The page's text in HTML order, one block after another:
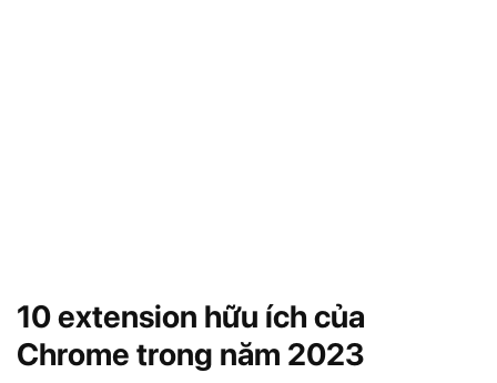
10 extension hữu ích của
Chrome trong năm 2023